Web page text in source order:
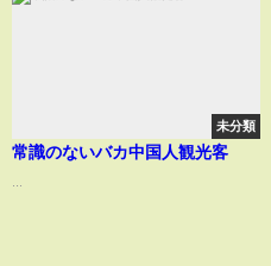
未分類
常識のないバカ中国人観光客